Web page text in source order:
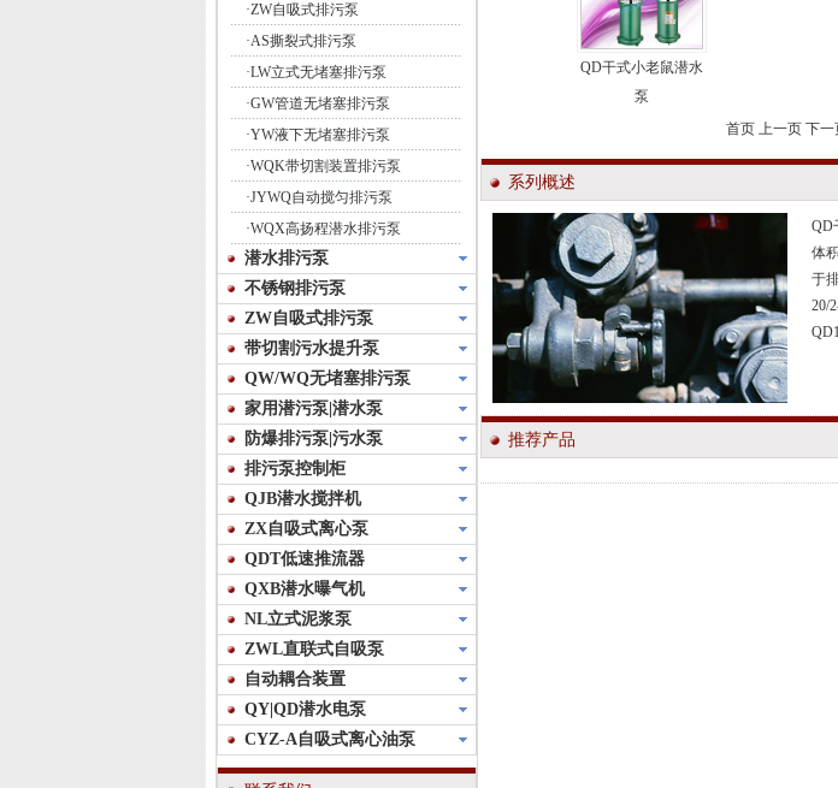
·ZW自吸式排污泵
·AS撕裂式排污泵
·LW立式无堵塞排污泵
·GW管道无堵塞排污泵
·YW液下无堵塞排污泵
·WQK带切割装置排污泵
·JYWQ自动搅匀排污泵
·WQX高扬程潜水排污泵
潜水排污泵
不锈钢排污泵
ZW自吸式排污泵
带切割污水提升泵
QW/WQ无堵塞排污泵
家用潜污泵|潜水泵
防爆排污泵|污水泵
排污泵控制柜
QJB潜水搅拌机
ZX自吸式离心泵
QDT低速推流器
QXB潜水曝气机
NL立式泥浆泵
ZWL直联式自吸泵
自动耦合装置
QY|QD潜水电泵
CYZ-A自吸式离心油泵
QD干式小老鼠潜水
泵
首页 上一页 下一
系列概述
QD
体
于
20/
推荐产品